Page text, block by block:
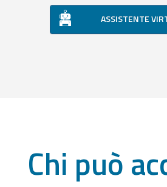
ASSISTENTE
Chi può